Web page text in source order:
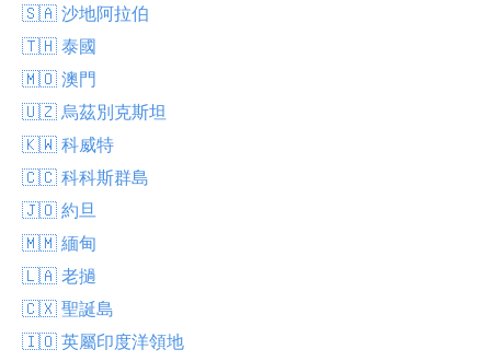
🇸🇦 沙地阿拉伯
🇹🇭 泰國
🇲🇴 澳門
🇺🇿 烏茲別克斯坦
🇰🇼 科威特
🇨🇨 科科斯群島
🇯🇴 約旦
🇲🇲 緬甸
🇱🇦 老撾
🇨🇽 聖誕島
🇮🇴 英屬印度洋領地